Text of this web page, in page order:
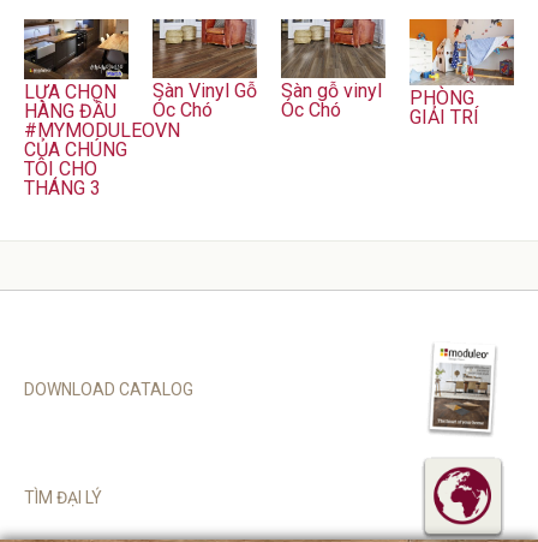
LỰA CHỌN
HÀNG ĐẦU
#MYMODULEOVN
CỦA CHÚNG
TÔI CHO
THÁNG 3
Sàn Vinyl Gỗ
Óc Chó
Sàn gỗ vinyl
Óc Chó
PHÒNG
GIẢI TRÍ
DOWNLOAD CATALOG
TÌM ĐẠI LÝ